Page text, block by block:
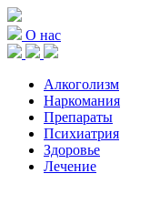
О нас
Алкоголизм
Наркомания
Препараты
Психиатрия
Здоровье
Лечение